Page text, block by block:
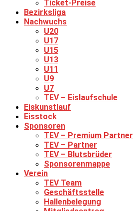
Ticket-Preise
Bezirksliga
Nachwuchs
U20
U17
U15
U13
U11
U9
U7
TEV – Eislaufschule
Eiskunstlauf
Eisstock
Sponsoren
TEV – Premium Partner
TEV – Partner
TEV – Blutsbrüder
Sponsorenmappe
Verein
TEV Team
Geschäftsstelle
Hallenbelegung